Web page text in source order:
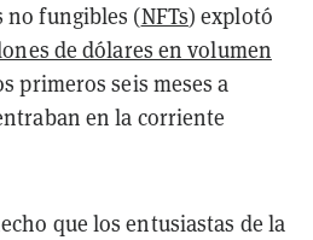
no fungibles (NFTs) explotó
de dólares en volumen
primeros seis meses a
en la corriente
que los entusiastas de la